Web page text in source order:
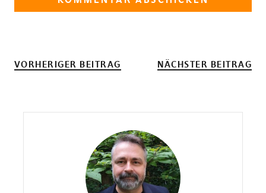
VORHERIGER BEITRAG NÄCHSTER BEITRAG